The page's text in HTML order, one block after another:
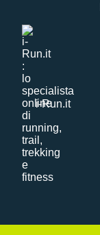
i-Run.it